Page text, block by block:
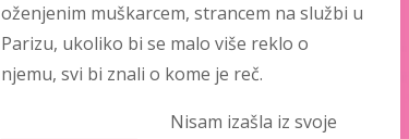
oženjenim muškarcem, strancem na službi u
Parizu, ukoliko bi se malo više reklo o
njemu, svi bi znali o kome je reč.
Nisam izašla iz svoje